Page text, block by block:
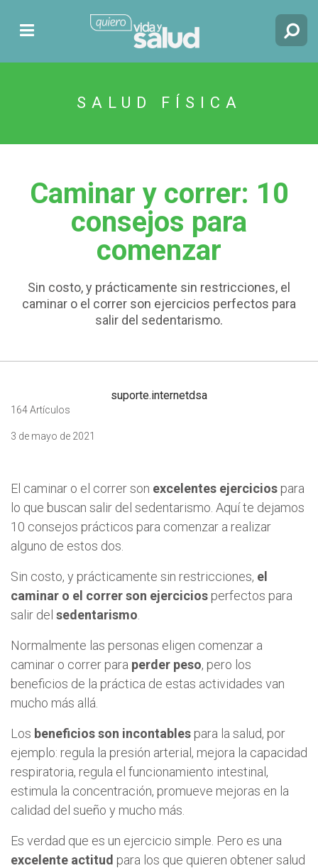
SALUD FÍSICA
Caminar y correr: 10
consejos para
comenzar
Sin costo, y prácticamente sin restricciones, el
caminar o el correr son ejercicios perfectos para
salir del sedentarismo.
suporte.internetdsa
164 Artículos
3 de mayo de 2021
El caminar o el correr son excelentes ejercicios para
lo que buscan salir del sedentarismo. Aquí te dejamos
10 consejos prácticos para comenzar a realizar
alguno de estos dos.
Sin costo, y prácticamente sin restricciones, el
caminar o el correr son ejercicios perfectos para
salir del sedentarismo
Normalmente las personas eligen comenzar a
caminar o correr para perder peso, pero los
beneficios de la práctica de estas actividades van
mucho más allá.
Los beneficios son incontables para la salud, por
ejemplo: regula la presión arterial, mejora la capacidad
respiratoria, regula el funcionamiento intestinal,
estimula la concentración, promueve mejoras en la
calidad del sueño y mucho más.
Es verdad que es un ejercicio simple. Pero es una
excelente actitud para los que quieren obtener salud